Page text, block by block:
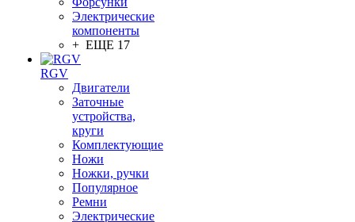
Электрические
компоненты
+ ЕЩЕ 17
RGV
Двигатели
Заточные
устройства,
круги
Комплектующие
Ножи
Ножки, ручки
Популярное
Ремни
Электрические